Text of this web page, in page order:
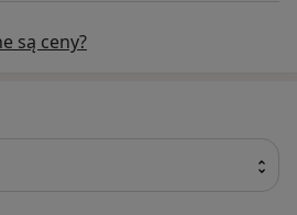
są ceny?